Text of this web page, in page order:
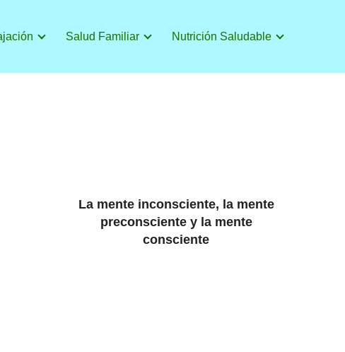
Salud Familiar Nutrición Saludable
La mente inconsciente, la mente
preconsciente y la mente
consciente